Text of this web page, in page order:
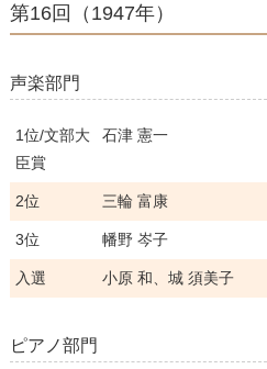
第16回（1947年）
声楽部門
1位/文部大
臣賞
石津 憲一
2位 三輪 富康
3位 幡野 岑子
入選 小原 和、城 須美子
ピアノ部門